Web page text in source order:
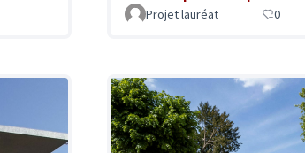
Projet lauréat 0